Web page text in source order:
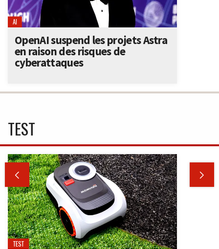
AI
OpenAI suspend les projets Astra
en raison des risques de
cyberattaques
TEST
 
TEST